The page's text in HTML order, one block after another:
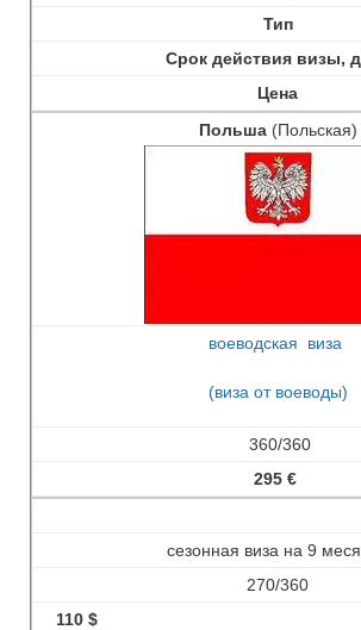
Тип
Срок действия визы,
Цена
Польша (Польская)
воеводская виза
(виза от воеводы)
360/360
295€
сезонная виза на 9
270/360
110 $